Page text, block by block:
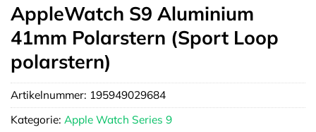
AppleWatch S9 Aluminium
41mm Polarstern (Sport Loop
polarstern)
Artikelnummer: 195949029684
Kategorie: Apple Watch Series 9